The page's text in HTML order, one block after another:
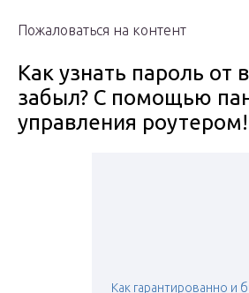
Пожаловаться на контент
Как узнать пароль от
забыл? С помощью
управления роутером!
Как гарантированно и